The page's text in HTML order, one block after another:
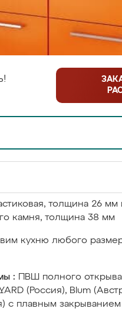
толщина 26
камня, толщина 38 мм
кухню любого
:
ПВШ полного
(Россия), Blum
с плавным